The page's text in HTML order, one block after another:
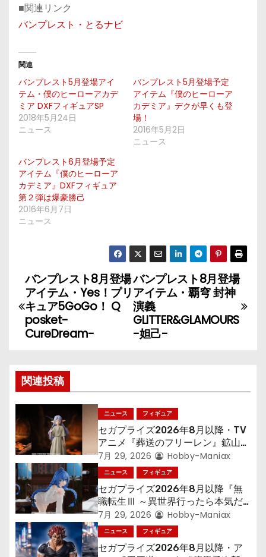
■関連リンク
バンプレスト・とるナビ
関連
バンプレスト5月登場アイ
テム・僕のヒーローアカデ
ミア DXFフィギュアSP
2018年5月24日
ニュース
バンプレスト5月登場予定
アイテム『僕のヒーローア
カデミア』デクが早くも登
場！
2016年5月2日
ニュース
バンプレスト6月登場予定
アイテム『僕のヒーローア
カデミア』DXFフィギュア
第２弾は爆豪勝己
2016年6月7日
ニュース
投
稿
ナ
ゲ
ー
シ
ョ
ン
バンプレスト8月登場
アイテム・覇穹 封神
演義
GLITTER&GLAMOURS
-妲己-
バンプレスト8月登場
アイテム・Yes！プリ
キュア5GoGo！ Q
posket-
CureDream-
関連投稿
ニュース フィギュア
セガプライズ2026年8月以降・TV
アニメ『葬送のフリーレン』鉱山で
300年働くことになっっちゃった
「フリーレン」を立体化！
7月 29, 2026 Hobby-Maniax
ニュース フィギュア
セガプライズ2026年8月以降『無
職転生Ⅲ ～異世界行ったら本気だ
す～』から「ロキシー」のフィギュ
アが登場！
7月 29, 2026 Hobby-Maniax
ニュース フィギュア
セガプライズ2026年8月以降・ア